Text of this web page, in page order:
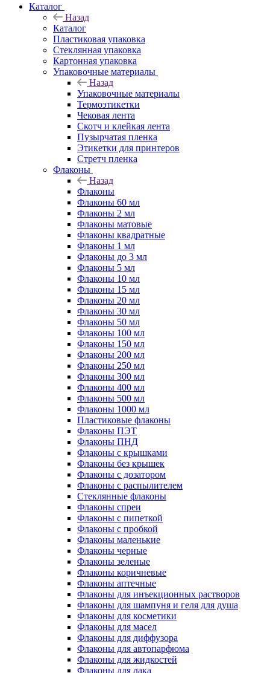
Каталог
Назад
Каталог
Пластиковая упаковка
Стеклянная упаковка
Картонная упаковка
Упаковочные материалы
Назад
Упаковочные материалы
Термоэтикетки
Чековая лента
Скотч и клейкая лента
Пузырчатая пленка
Этикетки для принтеров
Стретч пленка
Флаконы
Назад
Флаконы
Флаконы 60 мл
Флаконы 2 мл
Флаконы матовые
Флаконы квадратные
Флаконы 1 мл
Флаконы до 3 мл
Флаконы 5 мл
Флаконы 10 мл
Флаконы 15 мл
Флаконы 20 мл
Флаконы 30 мл
Флаконы 50 мл
Флаконы 100 мл
Флаконы 150 мл
Флаконы 200 мл
Флаконы 250 мл
Флаконы 300 мл
Флаконы 400 мл
Флаконы 500 мл
Флаконы 1000 мл
Пластиковые флаконы
Флаконы ПЭТ
Флаконы ПНД
Флаконы с крышками
Флаконы без крышек
Флаконы с дозатором
Флаконы с распылителем
Стеклянные флаконы
Флаконы cпреи
Флаконы с пипеткой
Флаконы с пробкой
Флаконы маленькие
Флаконы черные
Флаконы зеленые
Флаконы коричневые
Флаконы аптечные
Флаконы для инъекционных растворов
Флаконы для шампуня и геля для душа
Флаконы для косметики
Флаконы для масел
Флаконы для диффузора
Флаконы для автопарфюма
Флаконы для жидкостей
Флаконы для лака